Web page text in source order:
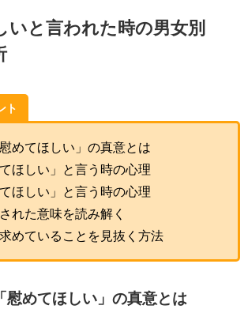
いと言われた時の男女別
ト
めてほしい」の真意とは
ほしい」と言う時の心理
ほしい」と言う時の心理
れた意味を読み解く
めていることを見抜く方法
慰めてほしい」の真意とは